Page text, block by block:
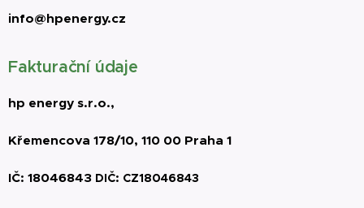
info@hpenergy.cz
Fakturační údaje
hp energy s.r.o.,
Křemencova 178/10, 110 00 Praha 1
IČ: 18046843 DIČ: CZ18046843